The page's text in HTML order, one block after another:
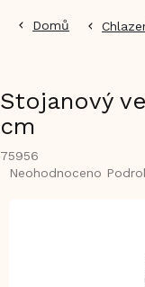
Domů
Stojanový
cm
75956
Průměrné
Neohodnoceno